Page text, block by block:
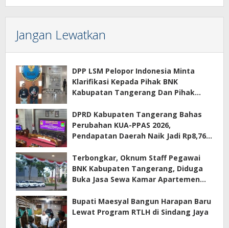
Jangan Lewatkan
DPP LSM Pelopor Indonesia Minta
Klarifikasi Kepada Pihak BNK
Kabupatan Tangerang Dan Pihak
Terkait Sewa Kamar Per Jam
DPRD Kabupaten Tangerang Bahas
Perubahan KUA-PPAS 2026,
Pendapatan Daerah Naik Jadi Rp8,76
Terbongkar, Oknum Staff Pegawai
BNK Kabupaten Tangerang, Diduga
Buka Jasa Sewa Kamar Apartemen
Bupati Maesyal Bangun Harapan Baru
Lewat Program RTLH di Sindang Jaya